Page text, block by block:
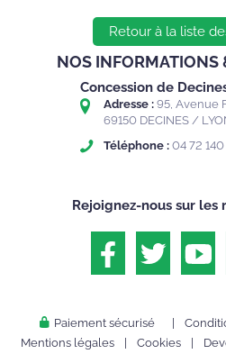
Retour à la liste
NOS INFORMATIONS
Concession de
Adresse : 95, Avenue
69150 DECINES /
Téléphone : 04 72 140
Rejoignez-nous sur les
Paiement sécurisé |
Mentions légales
| Cookies |